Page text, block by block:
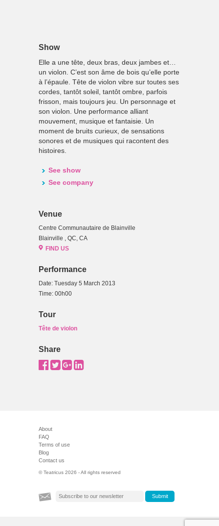
Show
Elle a une tête, deux bras, deux jambes et…
un violon. C’est son âme de bois qu’elle porte
à l’épaule. Tête de violon vibre sur toutes ses
cordes, tantôt soleil, tantôt ombre, parfois
frisson, mais toujours jeu. Un personnage et
son violon. Une performance alliant
mouvement, musique et fantaisie. Un
moment de bruits curieux, de sensations
sonores et de musiques qui racontent des
histoires.
See show
See company
Venue
Centre Communautaire de Blainville
Blainville , QC, CA
FIND US
Performance
Date: Tuesday 5 March 2013
Time: 00h00
Tour
Tête de violon
Share
About
FAQ
Terms of use
Blog
Contact us
© Teatricus 2026 - All rights reserved